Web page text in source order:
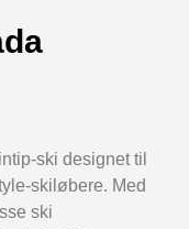
ski designet til
skiløbere. Med
ski